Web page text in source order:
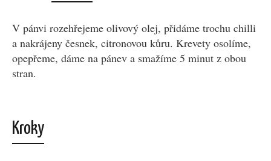
V pánvi rozehřejeme olivový olej, přidáme trochu chilli
a nakrájeny česnek, citronovou kůru. Krevety osolíme,
opepřeme, dáme na pánev a smažíme 5 minut z obou
stran.
Kroky